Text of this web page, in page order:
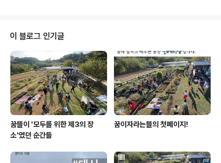
이 블로그 인기글
꿈뜰이 '모두를 위한 제3의 장
소'였던 순간들
꿈이자라는뜰의 첫페이지!